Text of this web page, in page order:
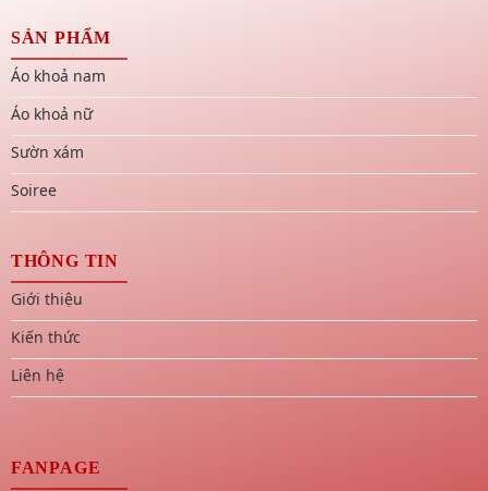
SẢN PHẨM
Áo khoả nam
Áo khoả nữ
Sườn xám
Soiree
THÔNG TIN
Giới thiệu
Kiến thức
Liên hệ
FANPAGE